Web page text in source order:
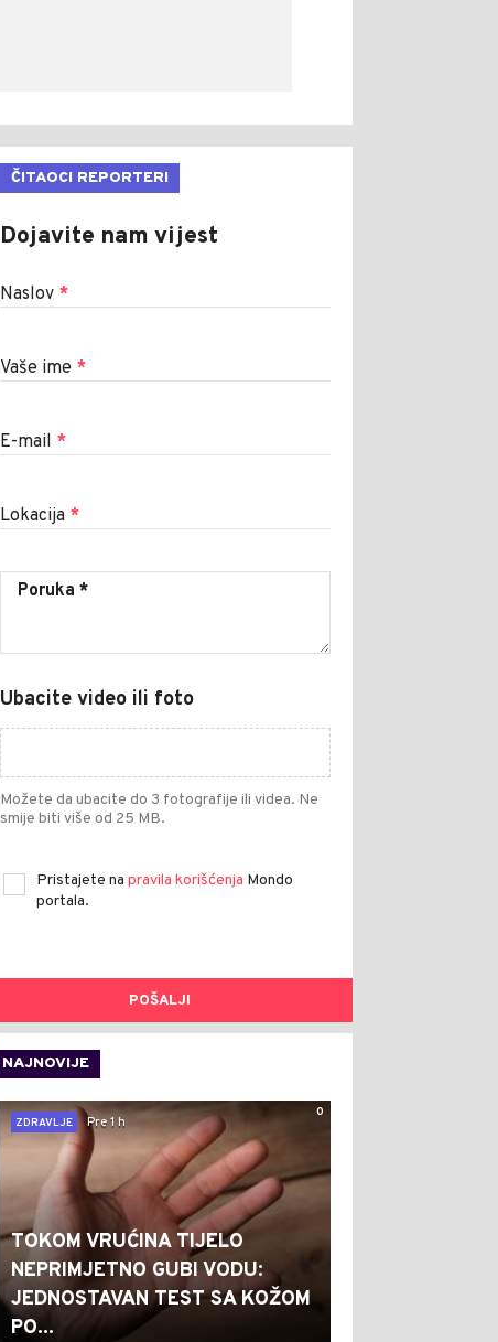
ČITAOCI REPORTERI
Dojavite nam vijest
Naslov *
Vaše ime *
E-mail *
Lokacija *
Ubacite video ili foto
Možete da ubacite do 3 fotografije ili videa. Ne
smije biti više od 25 MB.
Pristajete na pravila korišćenja Mondo
portala.
POŠALJI
NAJNOVIJE
0
ZDRAVLJE
Pre 1 h
TOKOM VRUĆINA TIJELO
NEPRIMJETNO GUBI VODU:
JEDNOSTAVAN TEST SA KOŽOM
PO...